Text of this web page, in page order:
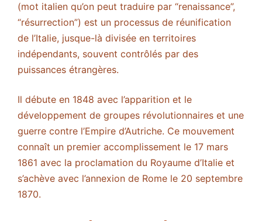
(mot italien qu’on peut traduire par “renaissance”,
“résurrection”) est un processus de réunification
de l’Italie, jusque-là divisée en territoires
indépendants, souvent contrôlés par des
puissances étrangères.
Il débute en 1848 avec l’apparition et le
développement de groupes révolutionnaires et une
guerre contre l’Empire d’Autriche. Ce mouvement
connaît un premier accomplissement le 17 mars
1861 avec la proclamation du Royaume d’Italie et
s’achève avec l’annexion de Rome le 20 septembre
1870.